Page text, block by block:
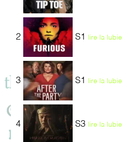
2 S1 lire la lubie
3 S1 lire la lubie
4 S3 lire la lubie